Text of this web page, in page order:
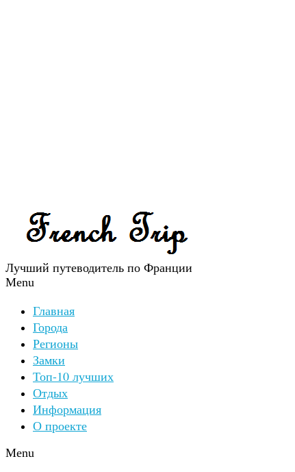
Лучший путеводитель по Франции
Menu
Главная
Города
Регионы
Замки
Топ-10 лучших
Отдых
Информация
О проекте
Menu